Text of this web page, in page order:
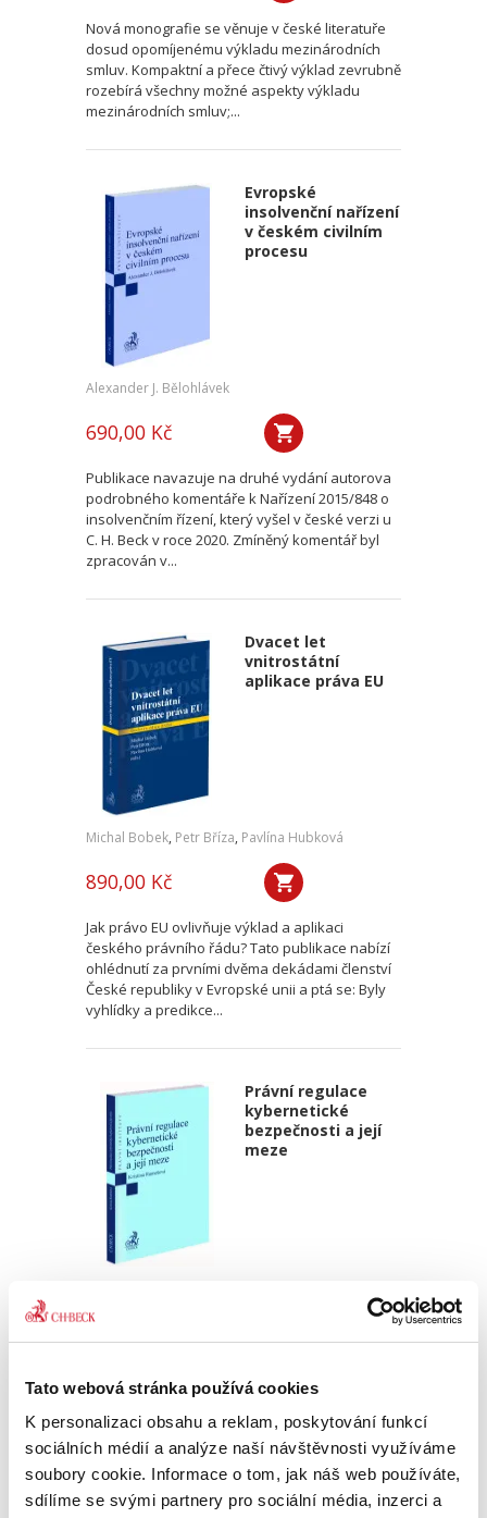
Tato webová stránka používá cookies
K personalizaci obsahu a reklam, poskytování funkcí
sociálních médií a analýze naší návštěvnosti využíváme
soubory cookie. Informace o tom, jak náš web používáte,
sdílíme se svými partnery pro sociální média, inzerci a
Nová monografie se věnuje v české literatuře
dosud opomíjenému výkladu mezinárodních
smluv. Kompaktní a přece čtivý výklad zevrubně
rozebírá všechny možné aspekty výkladu
mezinárodních smluv;...
Evropské
insolvenční nařízení
v českém civilním
procesu
Alexander J. Bělohlávek
690,00 Kč
Publikace navazuje na druhé vydání autorova
podrobného komentáře k Nařízení 2015/848 o
insolvenčním řízení, který vyšel v české verzi u
C. H. Beck v roce 2020. Zmíněný komentář byl
zpracován v...
Dvacet let
vnitrostátní
aplikace práva EU
Michal Bobek, Petr Bříza, Pavlína Hubková
890,00 Kč
Jak právo EU ovlivňuje výklad a aplikaci
českého právního řádu? Tato publikace nabízí
ohlédnutí za prvními dvěma dekádami členství
České republiky v Evropské unii a ptá se: Byly
vyhlídky a predikce...
Právní regulace
kybernetické
bezpečnosti a její
meze
550,00 Kč
Publikace přináší analýzu právní regulace
kyberprostoru, bezpečnosti informací a
kybernetické bezpečnosti v širších teoretických
a praktických souvislostech ve snaze objasnit
úlohu státu a limity...